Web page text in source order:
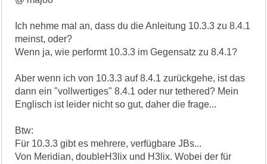
Ich nehme mal an, dass du die Anleitung 10.3.3 zu 8.4.1
meinst, oder?
Wenn ja, wie performt 10.3.3 im Gegensatz zu 8.4.1?
Aber wenn ich von 10.3.3 auf 8.4.1 zurückgehe, ist das
dann ein "vollwertiges" 8.4.1 oder nur tethered? Mein
Englisch ist leider nicht so gut, daher die frage...
Btw:
Für 10.3.3 gibt es mehrere, verfügbare JBs...
Von Meridian, doubleH3lix und H3lix. Wobei der für